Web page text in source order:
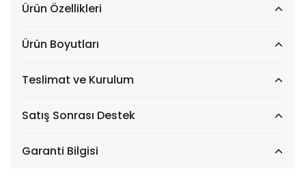
Ürün Özellikleri
Ürün Boyutları
Teslimat ve Kurulum
Satış Sonrası Destek
Garanti Bilgisi